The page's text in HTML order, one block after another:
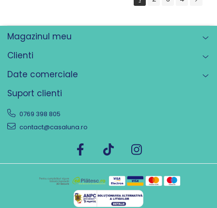
Magazinul meu
Clienti
Date comerciale
Suport clienti
0769 398 805
contact@casaluna.ro